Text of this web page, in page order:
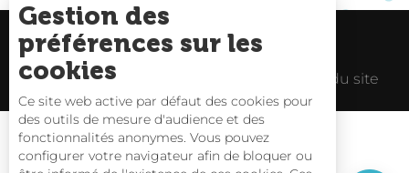
Charte du voyageur Liens utiles
Espace Pro Plan du site
Gestion des
préférences sur les
cookies
Ce site web active par défaut des cookies pour
des outils de mesure d'audience et des
fonctionnalités anonymes. Vous pouvez
configurer votre navigateur afin de bloquer ou